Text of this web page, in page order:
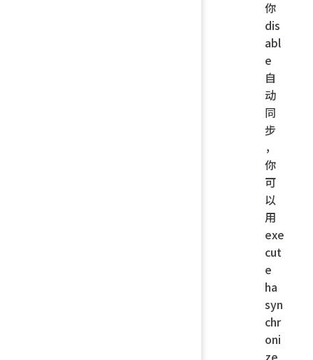
你
dis
abl
e
自
动
同
步
，
你
可
以
用
exe
cut
e
ha
syn
chr
oni